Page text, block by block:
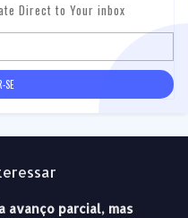
Direct to Your inbox
avanço parcial, mas